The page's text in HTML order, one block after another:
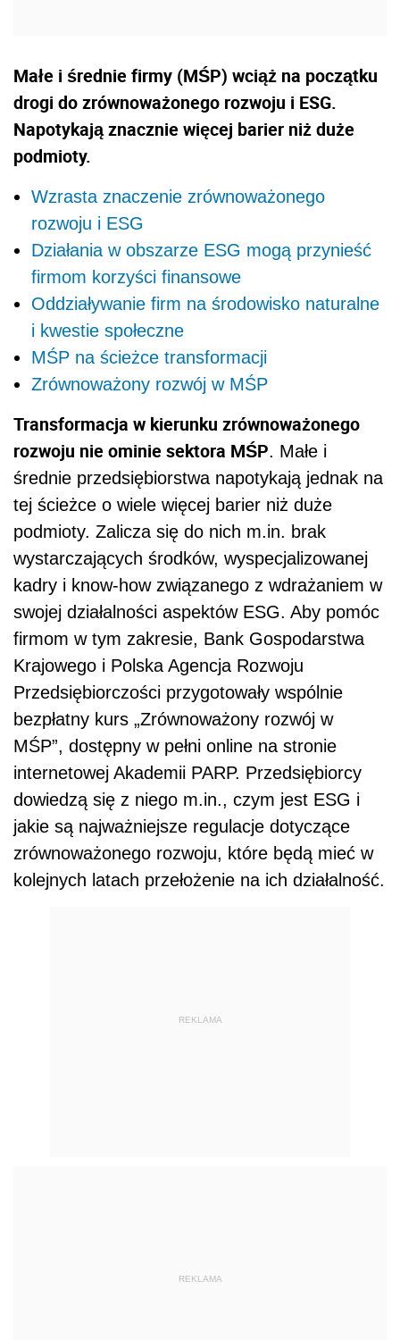
Małe i średnie firmy (MŚP) wciąż na początku
drogi do zrównoważonego rozwoju i ESG.
Napotykają znacznie więcej barier niż duże
podmioty.
Wzrasta znaczenie zrównoważonego
rozwoju i ESG
Działania w obszarze ESG mogą przynieść
firmom korzyści finansowe
Oddziaływanie firm na środowisko naturalne
i kwestie społeczne
MŚP na ścieżce transformacji
Zrównoważony rozwój w MŚP
Transformacja w kierunku zrównoważonego
rozwoju nie ominie sektora MŚP. Małe i
średnie przedsiębiorstwa napotykają jednak na
tej ścieżce o wiele więcej barier niż duże
podmioty. Zalicza się do nich m.in. brak
wystarczających środków, wyspecjalizowanej
kadry i know-how związanego z wdrażaniem w
swojej działalności aspektów ESG. Aby pomóc
firmom w tym zakresie, Bank Gospodarstwa
Krajowego i Polska Agencja Rozwoju
Przedsiębiorczości przygotowały wspólnie
bezpłatny kurs „Zrównoważony rozwój w
MŚP”, dostępny w pełni online na stronie
internetowej Akademii PARP. Przedsiębiorcy
dowiedzą się z niego m.in., czym jest ESG i
jakie są najważniejsze regulacje dotyczące
zrównoważonego rozwoju, które będą mieć w
kolejnych latach przełożenie na ich działalność.
REKLAMA
REKLAMA